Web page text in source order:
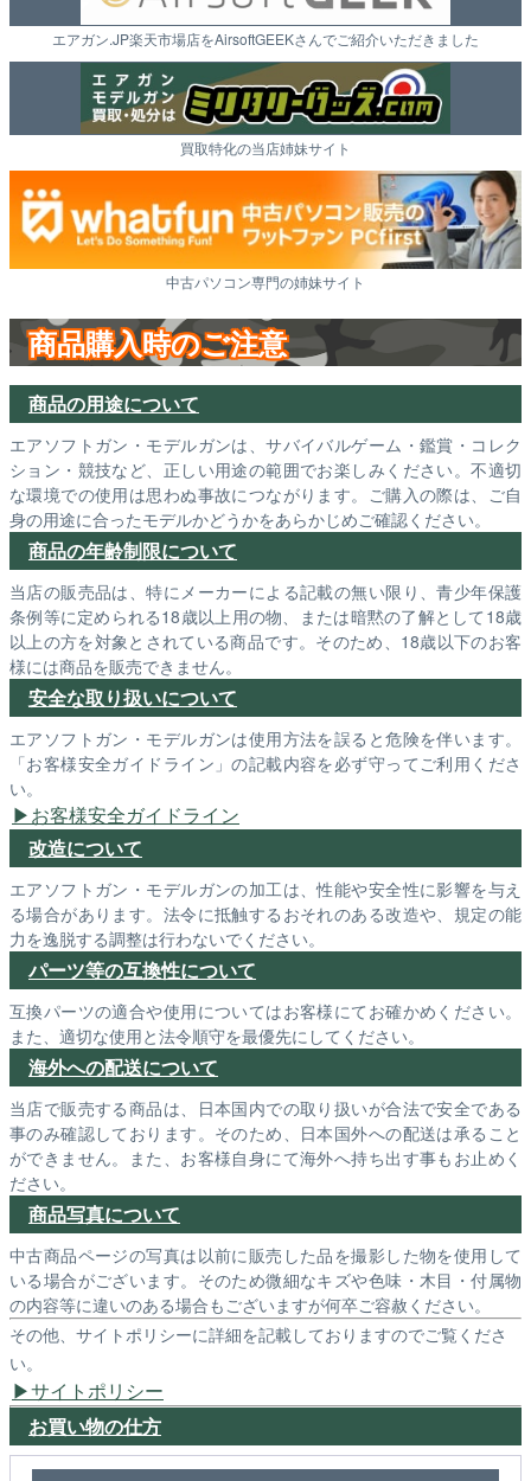
エアガン.JP楽天市場店をAirsoftGEEKさんでご紹介いただきました
買取特化の当店姉妹サイト
中古パソコン専門の姉妹サイト
商品購入時のご注意
商品の用途について
エアソフトガン・モデルガンは、サバイバルゲーム・鑑賞・コレク
ション・競技など、正しい用途の範囲でお楽しみください。不適切
な環境での使用は思わぬ事故につながります。ご購入の際は、ご自
身の用途に合ったモデルかどうかをあらかじめご確認ください。
商品の年齢制限について
当店の販売品は、特にメーカーによる記載の無い限り、青少年保護
条例等に定められる18歳以上用の物、または暗黙の了解として18歳
以上の方を対象とされている商品です。そのため、18歳以下のお客
様には商品を販売できません。
安全な取り扱いについて
エアソフトガン・モデルガンは使用方法を誤ると危険を伴います。
「お客様安全ガイドライン」の記載内容を必ず守ってご利用くださ
い。
お客様安全ガイドライン
改造について
エアソフトガン・モデルガンの加工は、性能や安全性に影響を与え
る場合があります。法令に抵触するおそれのある改造や、規定の能
力を逸脱する調整は行わないでください。
パーツ等の互換性について
互換パーツの適合や使用についてはお客様にてお確かめください。
また、適切な使用と法令順守を最優先にしてください。
海外への配送について
当店で販売する商品は、日本国内での取り扱いが合法で安全である
事のみ確認しております。そのため、日本国外への配送は承ること
ができません。また、お客様自身にて海外へ持ち出す事もお止めく
ださい。
商品写真について
中古商品ページの写真は以前に販売した品を撮影した物を使用して
いる場合がございます。そのため微細なキズや色味・木目・付属物
の内容等に違いのある場合もございますが何卒ご容赦ください。
その他、サイトポリシーに詳細を記載しておりますのでご覧くださ
い。
サイトポリシー
お買い物の仕方